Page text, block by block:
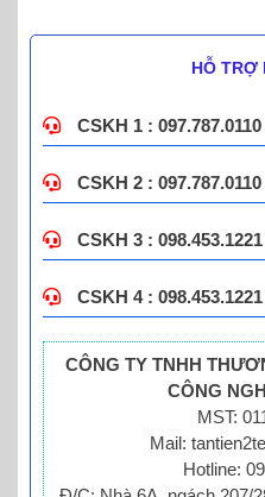
HỖ TRỢ
CSKH 1 : 097.787.0110
CSKH 2 : 097.787.0110
CSKH 3 : 098.453.1221
CSKH 4 : 098.453.1221
CÔNG TY TNHH
CÔNG
MST:
Mail:
Hotline: